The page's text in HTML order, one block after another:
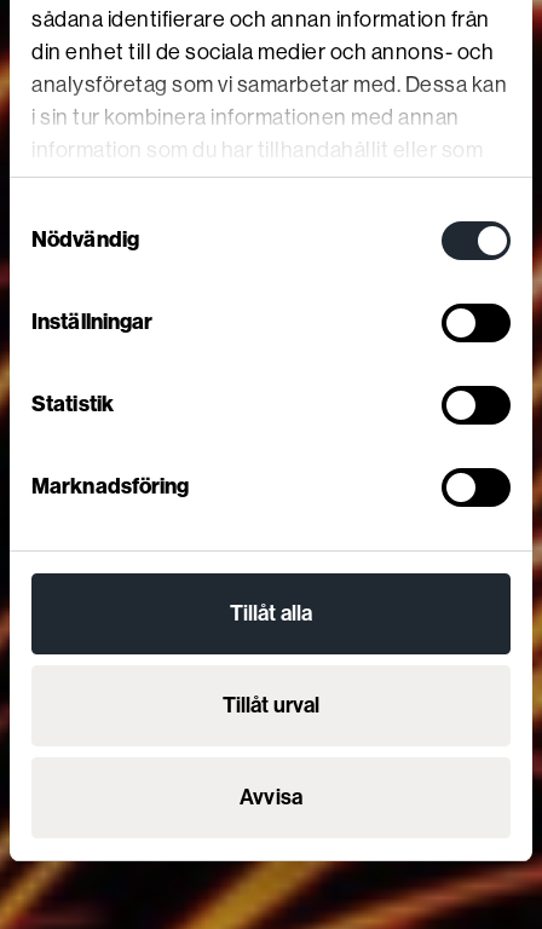
sådana identifierare och annan information från
din enhet till de sociala medier och annons- och
analysföretag som vi samarbetar med. Dessa kan
i sin tur kombinera informationen med annan
information som du har tillhandahållit eller som
de har samlat in när du har använt deras tjänster.
Nödvändig
Inställningar
Statistik
Marknadsföring
Tillåt alla
Tillåt urval
Avvisa